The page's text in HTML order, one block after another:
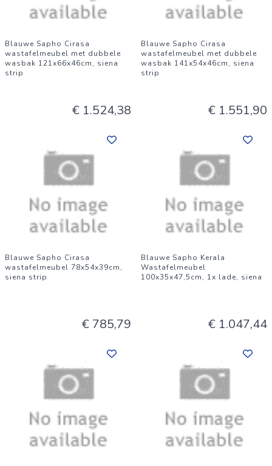
Blauwe Sapho Cirasa
wastafelmeubel met dubbele
wasbak 121x66x46cm, siena
strip
€ 1.524,38
Blauwe Sapho Cirasa
wastafelmeubel met dubbele
wasbak 141x54x46cm, siena
strip
€ 1.551,90
Blauwe Sapho Cirasa
wastafelmeubel 78x54x39cm,
siena strip
€ 785,79
Blauwe Sapho Kerala
Wastafelmeubel
100x35x47,5cm, 1x lade, siena
€ 1.047,44